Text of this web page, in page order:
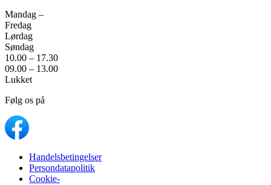
Mandag –
Fredag
Lørdag
Søndag
10.00 – 17.30
09.00 – 13.00
Lukket
Følg os på
Handelsbetingelser
Persondatapolitik
Cookie-